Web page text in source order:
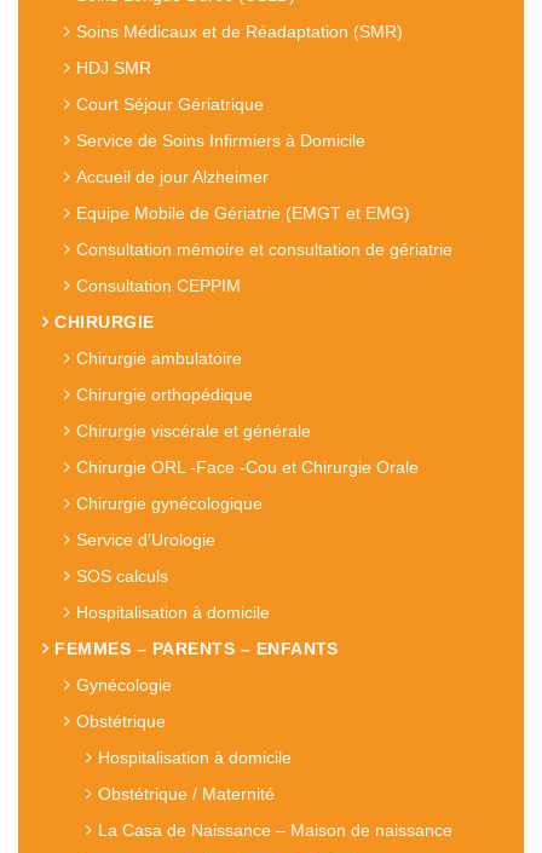
Soins Médicaux et de Réadaptation (SMR)
HDJ SMR
Court Séjour Gériatrique
Service de Soins Infirmiers à Domicile
Accueil de jour Alzheimer
Equipe Mobile de Gériatrie (EMGT et EMG)
Consultation mémoire et consultation de gériatrie
Consultation CEPPIM
CHIRURGIE
Chirurgie ambulatoire
Chirurgie orthopédique
Chirurgie viscérale et générale
Chirurgie ORL -Face -Cou et Chirurgie Orale
Chirurgie gynécologique
Service d’Urologie
SOS calculs
Hospitalisation à domicile
FEMMES – PARENTS – ENFANTS
Gynécologie
Obstétrique
Hospitalisation à domicile
Obstétrique / Maternité
La Casa de Naissance – Maison de naissance